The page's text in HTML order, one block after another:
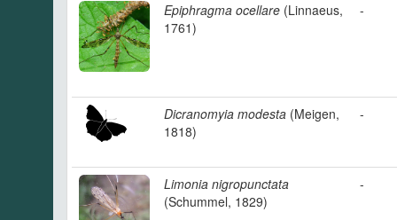
Epiphragma ocellare (Linnaeus,
1761)
-
Dicranomyia modesta (Meigen,
1818)
-
Limonia nigropunctata
(Schummel, 1829)
-